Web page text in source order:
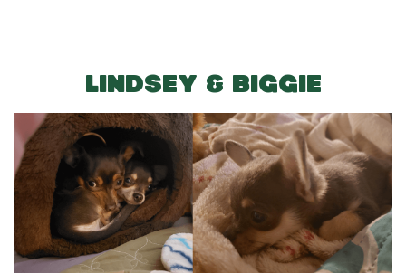
LINDSEY & BIGGIE